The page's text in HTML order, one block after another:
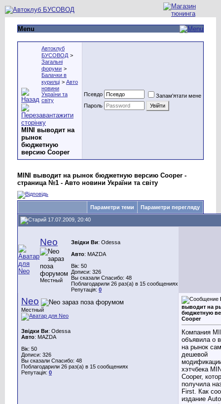
Menu
Автоклуб
БУСОВОД >
Загальні
форуми >
Балачки в
курилці > Авто
новини
України та
світу
MINI выводит на
рынок
бюджетную
версию Cooper
Псевдо
Запам'ятати мене
Пароль
MINI выводит на рынок бюджетную версию Cooper -
страница №1 - Авто новини України та світу
Параметри теми Параметри перегляду
17.07.2009, 20:40
Neo
Местный
Звідки Ви: Odessa
Авто: MAZDA
Вік: 50
Дописи: 326
Вы сказали Спасибо: 48
Поблагодарили 26 раз(а) в 15 сообщениях
Репутація: 0
Neo
Местный
Звідки Ви: Odessa
Авто: MAZDA
Вік: 50
Дописи: 326
Вы сказали Спасибо: 48
Поблагодарили 26 раз(а) в 15 сообщениях
Репутація: 0
выводит на
бюджетную
Cooper
Компания
объявила о
на рынок
дешевой
хэтчбека
Cooper,
получила
First. Как
издание